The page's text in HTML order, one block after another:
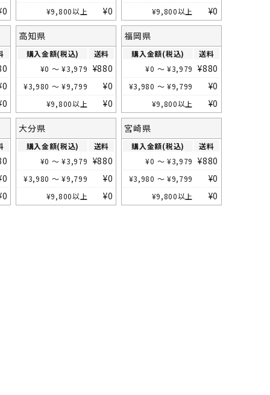
0 ¥9,800以上 ¥0 ¥9,800以上 ¥0
0
0
高知県
購入金額(税込)
送料
¥0 ～ ¥3,979 ¥880
¥3,980 ～ ¥9,799 ¥0
¥9,800以上 ¥0
福岡県
購入金額(税込)
送料
¥0 ～ ¥3,979 ¥880
¥3,980 ～ ¥9,799 ¥0
¥9,800以上 ¥0
0
0
大分県
購入金額(税込)
送料
¥0 ～ ¥3,979 ¥880
¥3,980 ～ ¥9,799 ¥0
¥9,800以上 ¥0
宮崎県
購入金額(税込)
送料
¥0 ～ ¥3,979 ¥880
¥3,980 ～ ¥9,799 ¥0
¥9,800以上 ¥0